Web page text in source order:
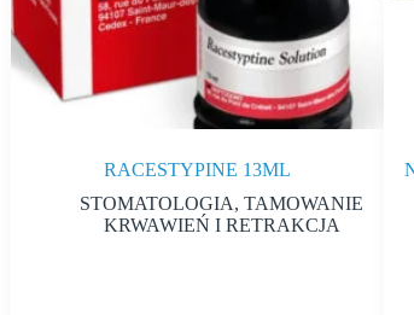
RACESTYPINE 13ML
STOMATOLOGIA,TAMOWANIE
KRWAWIEŃ I RETRAKCJA